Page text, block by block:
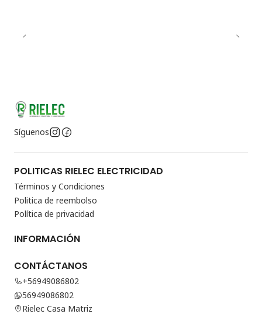
Síguenos
POLITICAS RIELEC ELECTRICIDAD
Términos y Condiciones
Politica de reembolso
Política de privacidad
INFORMACIÓN
CONTÁCTANOS
+56949086802
56949086802
Rielec Casa Matriz